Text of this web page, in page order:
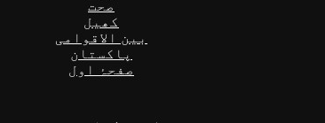
صحت
کھیل
بین الاقوامی
پاکستان
صفحۂ اول